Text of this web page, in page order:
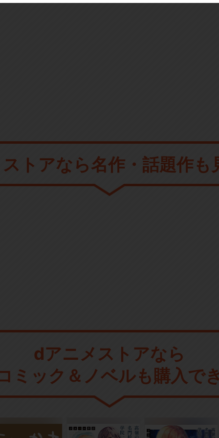
トアなら名作・話題作も
dアニメストアなら
ミック＆ノベルも購入で